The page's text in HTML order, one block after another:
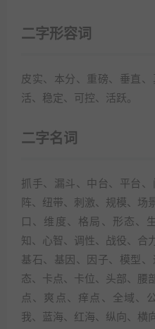
二字形容词
皮实、本分、重磅、垂直
活、稳定、可控、活跃。
二字名词
抓手、漏斗、中台、平台
阵、纽带、刺激、规模、场
口、维度、格局、形态、
知、心智、调性、战役、合
基石、基因、因子、模型
态、卡点、卡位、头部、腰
点、爽点、痒点、全域、
我、蓝海、红海、纵向、横